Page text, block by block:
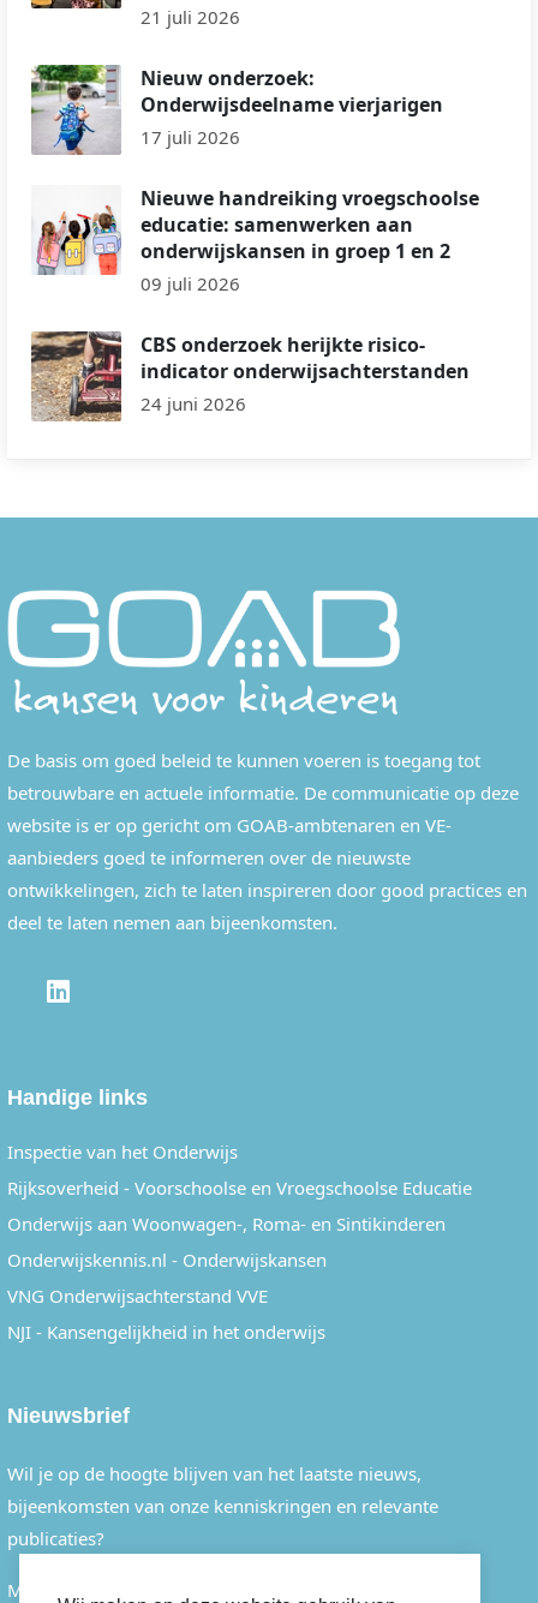
21 juli 2026
Nieuw onderzoek:
Onderwijsdeelname vierjarigen
17 juli 2026
Nieuwe handreiking vroegschoolse
educatie: samenwerken aan
onderwijskansen in groep 1 en 2
09 juli 2026
CBS onderzoek herijkte risico-
indicator onderwijsachterstanden
24 juni 2026
De basis om goed beleid te kunnen voeren is toegang tot
betrouwbare en actuele informatie. De communicatie op deze
website is er op gericht om GOAB-ambtenaren en VE-
aanbieders goed te informeren over de nieuwste
ontwikkelingen, zich te laten inspireren door good practices en
deel te laten nemen aan bijeenkomsten.
Handige links
Inspectie van het Onderwijs
Rijksoverheid - Voorschoolse en Vroegschoolse Educatie
Onderwijs aan Woonwagen-, Roma- en Sintikinderen
Onderwijskennis.nl - Onderwijskansen
VNG Onderwijsachterstand VVE
NJI - Kansengelijkheid in het onderwijs
Nieuwsbrief
Wil je op de hoogte blijven van het laatste nieuws,
bijeenkomsten van onze kenniskringen en relevante
publicaties?
Meld je dan eenvoudig aan voor onze nieuwsbrief.